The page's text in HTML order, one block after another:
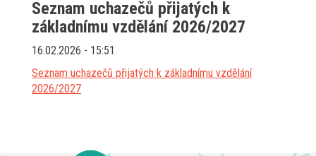
Seznam uchazečů přijatých k
základnímu vzdělání 2026/2027
16.02.2026 - 15:51
Seznam uchazečů přijatých k základnímu vzdělání
2026/2027